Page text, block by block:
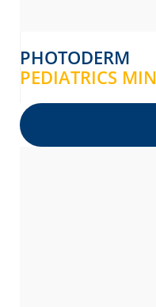
PHOTODERM
PEDIATRICS